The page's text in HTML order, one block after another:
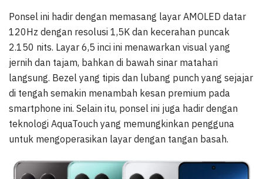
Ponsel ini hadir dengan memasang layar AMOLED datar
120Hz dengan resolusi 1,5K dan kecerahan puncak
2.150 nits. Layar 6,5 inci ini menawarkan visual yang
jernih dan tajam, bahkan di bawah sinar matahari
langsung. Bezel yang tipis dan lubang punch yang sejajar
di tengah semakin menambah kesan premium pada
smartphone ini. Selain itu, ponsel ini juga hadir dengan
teknologi AquaTouch yang memungkinkan pengguna
untuk mengoperasikan layar dengan tangan basah.